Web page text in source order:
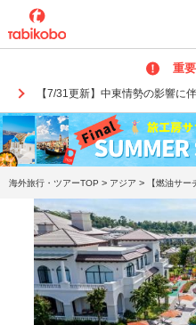
重
【7/31更新】中東情勢の影響に
海外旅行・ツアーTOP > アジア > 【燃油サ